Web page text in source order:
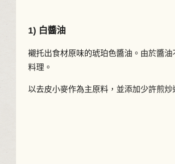
1) 白醬油
襯托出食材原味的琥珀色醬油。由於醬
料理。
以去皮小麥作為主原料，並添加少許煎